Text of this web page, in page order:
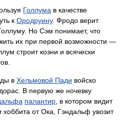
Голлума в качестве
к Ородруину. Фродо верит
Но Сэм понимает, что
их при первой возможности —
строит козни и всячески
в Хельмовой Пади войско
В первую же ночевку
палантир , в котором видит
хоббита от Ока, Гэндальф увозит